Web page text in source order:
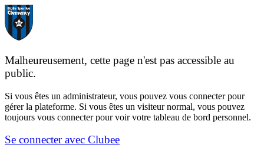
Malheureusement, cette page n'est pas accessible au
public.
Si vous êtes un administrateur, vous pouvez vous connecter pour
gérer la plateforme. Si vous êtes un visiteur normal, vous pouvez
toujours vous connecter pour voir votre tableau de bord personnel.
Se connecter avec Clubee